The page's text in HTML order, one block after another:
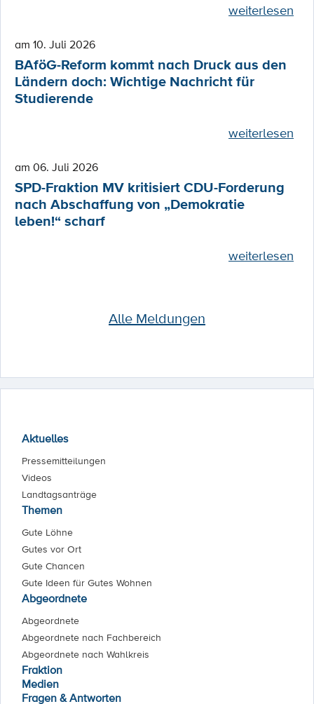
weiterlesen
am 10. Juli 2026
BAföG-Reform kommt nach Druck aus den
Ländern doch: Wichtige Nachricht für
Studierende
weiterlesen
am 06. Juli 2026
SPD-Fraktion MV kritisiert CDU-Forderung
nach Abschaffung von „Demokratie
leben!“ scharf
weiterlesen
Alle Meldungen
Aktuelles
Pressemitteilungen
Videos
Landtagsanträge
Themen
Gute Löhne
Gutes vor Ort
Gute Chancen
Gute Ideen für Gutes Wohnen
Abgeordnete
Abgeordnete
Abgeordnete nach Fachbereich
Abgeordnete nach Wahlkreis
Fraktion
Medien
Fragen & Antworten